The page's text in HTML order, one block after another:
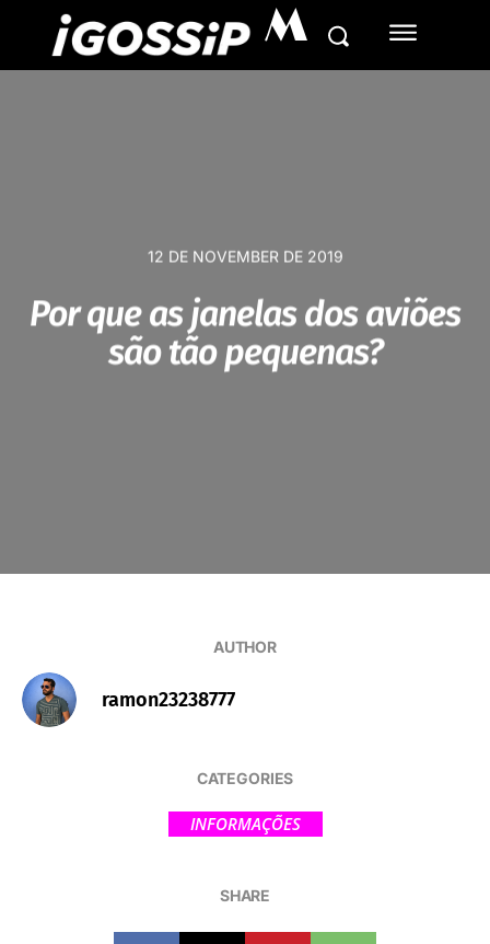
M
12 DE NOVEMBER DE 2019
Por que as janelas dos aviões
são tão pequenas?
AUTHOR
ramon23238777
CATEGORIES
INFORMAÇÕES
SHARE